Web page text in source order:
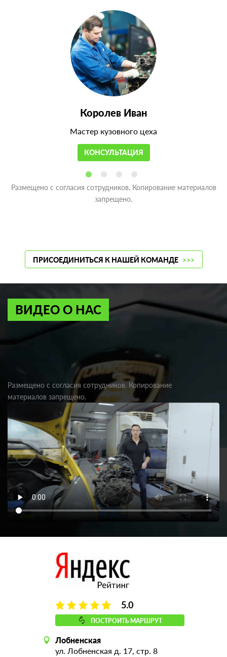
Королев Иван
Мастер кузовного цеха
КОНСУЛЬТАЦИЯ
Размещено с согласия сотрудников. Копирование материалов
запрещено.
ПРИСОЕДИНИТЬСЯ К НАШЕЙ КОМАНДЕ >>>
ВИДЕО О НАС
Размещено с согласия сотрудников. Копирование
материалов запрещено.
5.0
ПОСТРОИТЬ МАРШРУТ
Лобненская
ул. Лобненская д. 17, стр. 8